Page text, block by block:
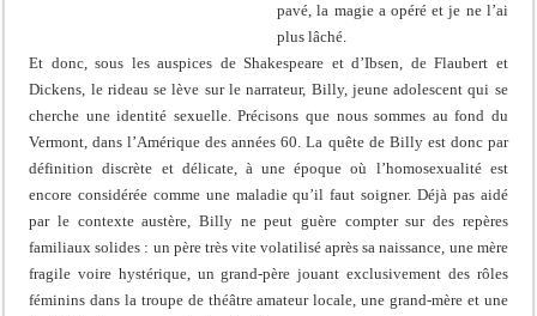
pavé, la magie a opéré et je ne l’ai
plus lâché.
Et donc, sous les auspices de Shakespeare et d’Ibsen, de Flaubert et
Dickens, le rideau se lève sur le narrateur, Billy, jeune adolescent qui se
cherche une identité sexuelle. Précisons que nous sommes au fond du
Vermont, dans l’Amérique des années 60. La quête de Billy est donc par
définition discrète et délicate, à une époque où l’homosexualité est
encore considérée comme une maladie qu’il faut soigner. Déjà pas aidé
par le contexte austère, Billy ne peut guère compter sur des repères
familiaux solides : un père très vite volatilisé après sa naissance, une mère
fragile voire hystérique, un grand-père jouant exclusivement des rôles
féminins dans la troupe de théâtre amateur locale, une grand-mère et une